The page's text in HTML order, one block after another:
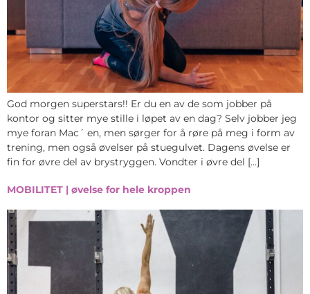
God morgen superstars!! Er du en av de som jobber på
kontor og sitter mye stille i løpet av en dag? Selv jobber jeg
mye foran Mac´ en, men sørger for å røre på meg i form av
trening, men også øvelser på stuegulvet. Dagens øvelse er
fin for øvre del av brystryggen. Vondter i øvre del […]
MOBILITET | øvelse for hele kroppen